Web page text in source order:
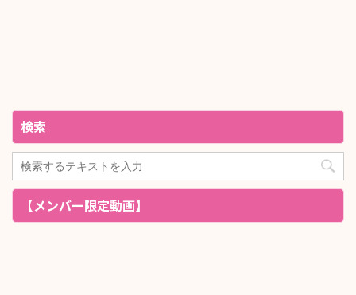
検索
【メンバー限定動画】